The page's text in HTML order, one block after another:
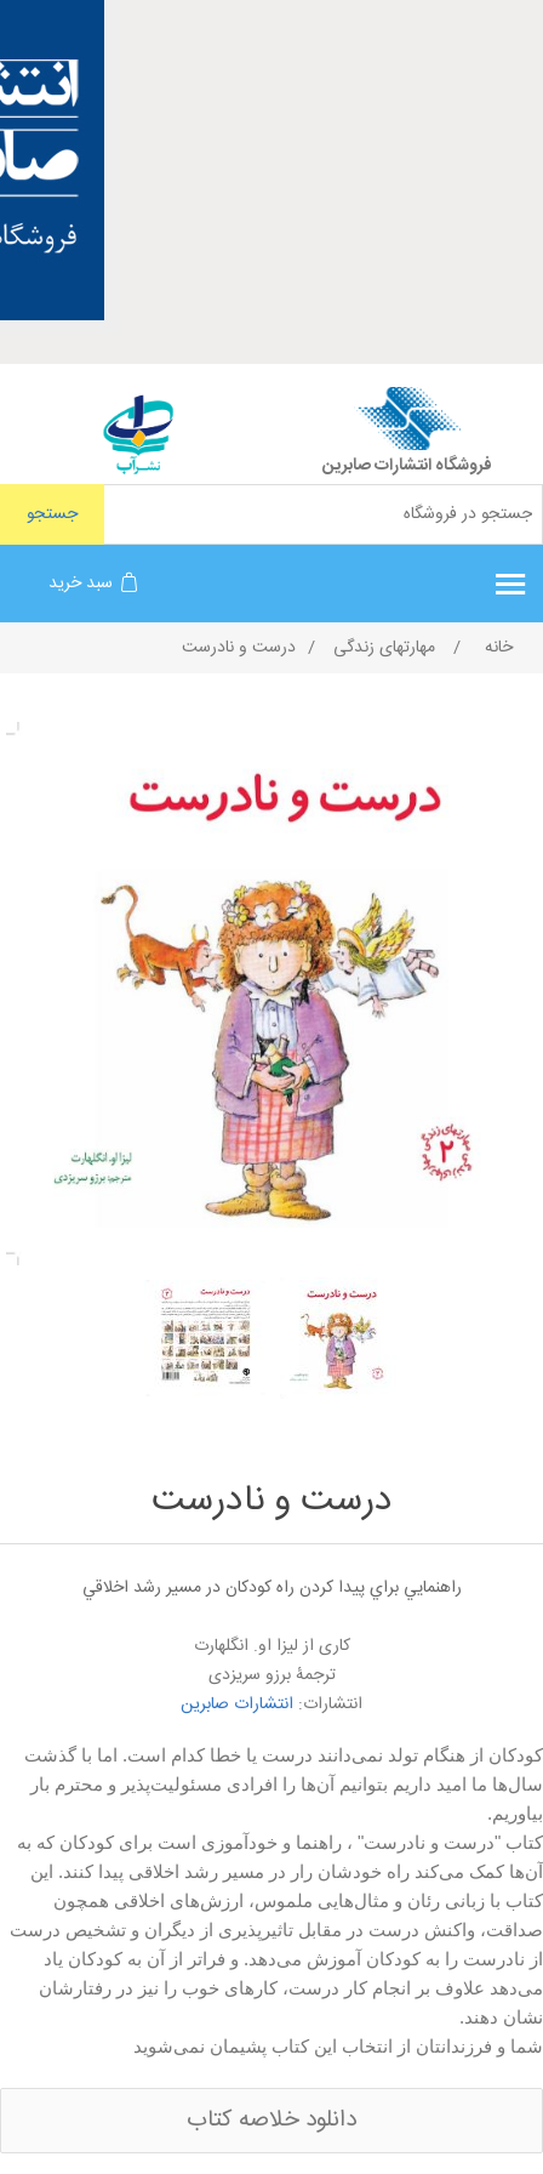
فروشگاه انتشارات صابرین
جستجو
سبد خرید
خانه / مهارتهای زندگی / درست و نادرست
درست و نادرست
راهنمايي براي پيدا كردن راه كودكان در مسير رشد اخلاقي
کاری از لیزا او. انگلهارت
ترجمۀ برزو سریزدی
انتشارات: انتشارات صابرین
کودکان از هنگام تولد نمی‌دانند درست یا خطا کدام است. اما با گذشت
سال‌ها ما امید داریم بتوانیم آن‌ها را افرادی مسئولیت‌پذیر و محترم بار
بیاوریم.
کتاب "درست و نادرست" ، راهنما و خودآموزی است برای کودکان که به
آن‌ها کمک می‌کند راه خودشان رار در مسیر رشد اخلاقی پیدا کنند. این
کتاب با زبانی رئان و مثال‌هایی ملموس، ارزش‌های اخلاقی همچون
صداقت، واکنش درست در مقابل تاثیرپذیری از دیگران و تشخیص درست
از نادرست را به کودکان آموزش می‌دهد. و فراتر از آن به کودکان یاد
می‌دهد علاوف بر انجام کار درست، کارهای خوب را نیز در رفتارشان
نشان دهند.
شما و فرزندانتان از انتخاب این کتاب پشیمان نمی‌شوید
دانلود خلاصه کتاب